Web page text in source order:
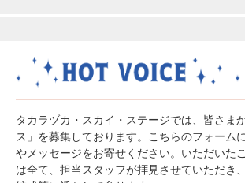
タカラヅカ・スカイ・ステージでは、皆さま
ス」を募集しております。こちらのフォーム
やメッセージをお寄せください。いただいた
は全て、担当スタッフが拝見させていただき